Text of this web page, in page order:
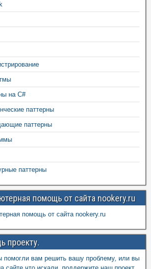
на C#
паттерны
паттерны
паттерны
помощь от сайта nookery.ru
помощь от сайта nookery.ru
проекту.
помогли вам решить вашу проблему, или вы